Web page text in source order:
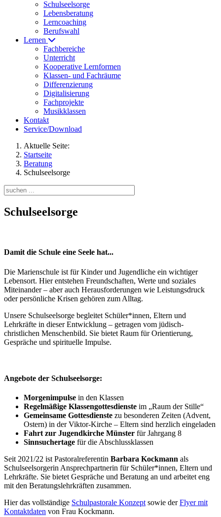
Schulseelsorge
Lebensberatung
Lerncoaching
Berufswahl
Lernen
Fachbereiche
Unterricht
Kooperative Lernformen
Klassen- und Fachräume
Differenzierung
Digitalisierung
Fachprojekte
Musikklassen
Kontakt
Service/Download
Aktuelle Seite:
Startseite
Beratung
Schulseelsorge
Schulseelsorge
Damit die Schule eine Seele hat...
Die Marienschule ist für Kinder und Jugendliche ein wichtiger
Lebensort. Hier entstehen Freundschaften, Werte und soziales
Miteinander – aber auch Herausforderungen wie Leistungsdruck
oder persönliche Krisen gehören zum Alltag.
Unsere Schulseelsorge begleitet Schüler*innen, Eltern und
Lehrkräfte in dieser Entwicklung – getragen vom jüdisch-
christlichen Menschenbild. Sie bietet Raum für Orientierung,
Gespräche und spirituelle Impulse.
Angebote der Schulseelsorge:
Morgenimpulse in den Klassen
Regelmäßige Klassengottesdienste im „Raum der Stille“
Gemeinsame Gottesdienste zu besonderen Zeiten (Advent,
Ostern) in der Viktor-Kirche – Eltern sind herzlich eingeladen
Fahrt zur Jugendkirche Münster für Jahrgang 8
Sinnsuchertage für die Abschlussklassen
Seit 2021/22 ist Pastoralreferentin Barbara Kockmann als
Schulseelsorgerin Ansprechpartnerin für Schüler*innen, Eltern und
Lehrkräfte. Sie bietet Gespräche und Beratung an und arbeitet eng
mit den Beratungslehrkräften zusammen.
Hier das vollständige Schulpastorale Konzept sowie derFlyer mit
Kontaktdaten von Frau Kockmann.